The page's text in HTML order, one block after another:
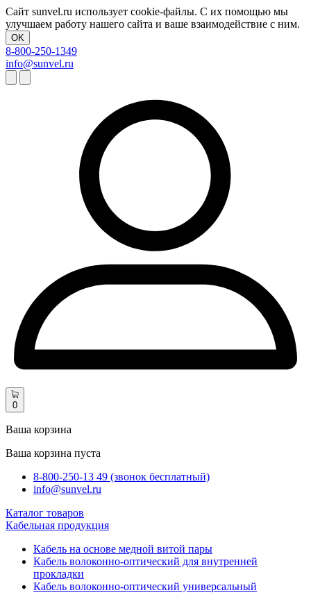
Сайт sunvel.ru использует cookie-файлы. С их помощью мы
улучшаем работу нашего сайта и ваше взаимодействие с ним.
OK
8-800-250-1349
info@sunvel.ru
0
Ваша корзина
Ваша корзина пуста
8-800-250-13 49 (звонок бесплатный)
info@sunvel.ru
Каталог товаров
Кабельная продукция
Кабель на основе медной витой пары
Кабель волоконно-оптический для внутренней
прокладки
Кабель волоконно-оптический универсальный